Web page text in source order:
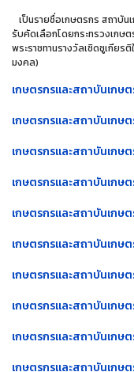
เป็นรายชื่อเกษตรกร สถาบั
รับคัดเลือกโดยกระทรวงเกษ
พระราชทานรางวัลเชิดชูเกีย
มงคล)
เกษตรกรและสถาบันเกษ
เกษตรกรและสถาบันเกษ
เกษตรกรและสถาบันเกษ
เกษตรกรและสถาบันเกษ
เกษตรกรและสถาบันเกษ
เกษตรกรและสถาบันเกษ
เกษตรกรและสถาบันเกษ
เกษตรกรและสถาบันเกษ
เกษตรกรและสถาบันเกษ
เกษตรกรและสถาบันเกษ